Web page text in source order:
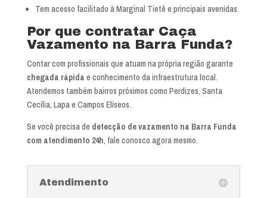
Tem acesso facilitado à Marginal Tietê e principais avenidas.
Por que contratar Caça
Vazamento na Barra Funda?
Contar com profissionais que atuam na própria região garante
chegada rápida e conhecimento da infraestrutura local.
Atendemos também bairros próximos como Perdizes, Santa
Cecília, Lapa e Campos Elíseos.
Se você precisa de detecção de vazamento na Barra Funda
com atendimento 24h, fale conosco agora mesmo.
Atendimento